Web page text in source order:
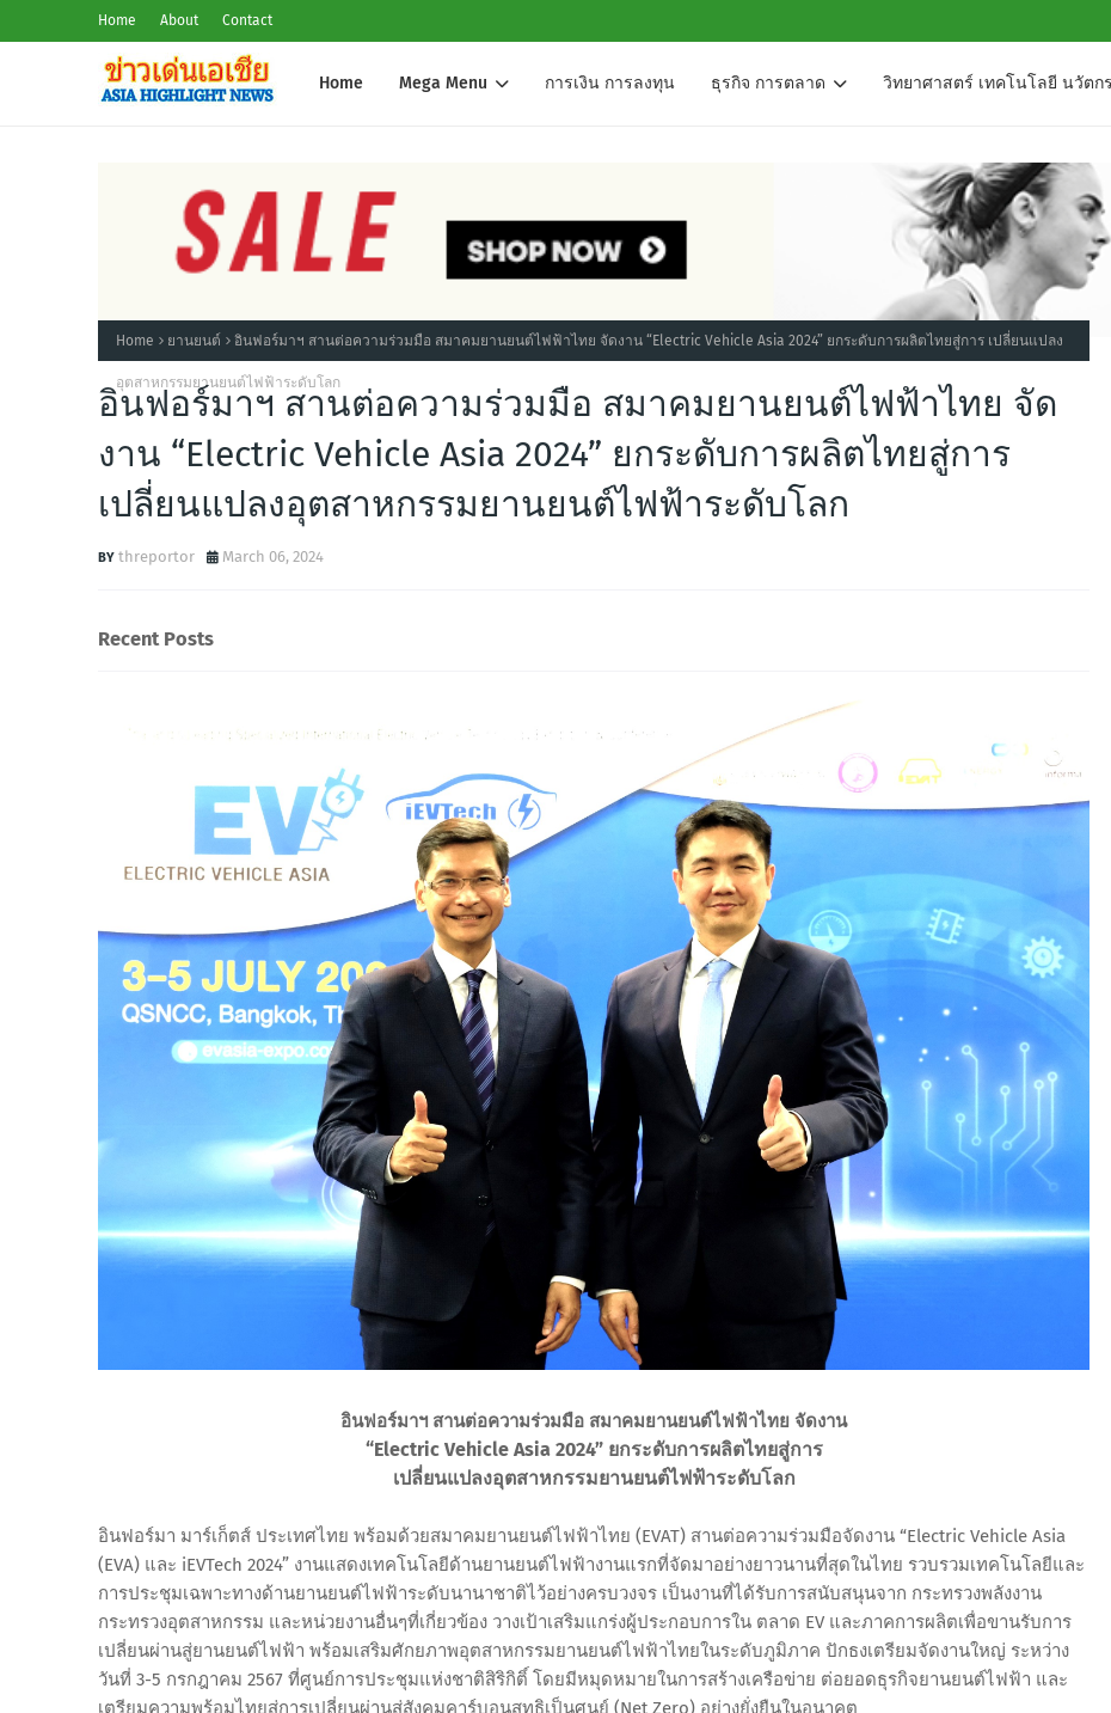
Home About Contact
Home Mega Menu การเงิน การลงทุน ธุรกิจ การตลาด วิทยาศาสตร์ เทคโนโลยี นวัตก
Home ยานยนต์ อินฟอร์มาฯ สานต่อความร่วมมือ สมาคมยานยนต์ไฟฟ้าไทย จัดงาน “Electric Vehicle Asia 2024” ยกระดับการผลิตไทยสู่การ เปลี่ยนแปลง
อุตสาหกรรมยานยนต์ไฟฟ้าระดับโลก
อินฟอร์มาฯ สานต่อความร่วมมือ สมาคมยานยนต์ไฟฟ้าไทย จัด
งาน “Electric Vehicle Asia 2024” ยกระดับการผลิตไทยสู่การ
เปลี่ยนแปลงอุตสาหกรรมยานยนต์ไฟฟ้าระดับโลก
threportor March 06, 2024
Recent Posts
อินฟอร์มาฯ สานต่อความร่วมมือ สมาคมยานยนต์ไฟฟ้าไทย จัดงาน
“Electric Vehicle Asia 2024” ยกระดับการผลิตไทยสู่การ
เปลี่ยนแปลงอุตสาหกรรมยานยนต์ไฟฟ้าระดับโลก
อินฟอร์มา มาร์เก็ตส์ ประเทศไทย พร้อมด้วยสมาคมยานยนต์ไฟฟ้าไทย (EVAT) สานต่อความร่วมมือจัดงาน “Electric Vehicle Asia
(EVA) และ iEVTech 2024” งานแสดงเทคโนโลยีด้านยานยนต์ไฟฟ้างานแรกที่จัดมาอย่างยาวนานที่สุดในไทย รวบรวมเทคโนโลยีและ
การประชุมเฉพาะทางด้านยานยนต์ไฟฟ้าระดับนานาชาติไว้อย่างครบวงจร เป็นงานที่ได้รับการสนับสนุนจาก กระทรวงพลังงาน
กระทรวงอุตสาหกรรม และหน่วยงานอื่นๆที่เกี่ยวข้อง วางเป้าเสริมแกร่งผู้ประกอบการใน ตลาด EV และภาคการผลิตเพื่อขานรับการ
เปลี่ยนผ่านสู่ยานยนต์ไฟฟ้า พร้อมเสริมศักยภาพอุตสาหกรรมยานยนต์ไฟฟ้าไทยในระดับภูมิภาค ปักธงเตรียมจัดงานใหญ่ ระหว่าง
วันที่ 3-5 กรกฎาคม 2567 ที่ศูนย์การประชุมแห่งชาติสิริกิติ์ โดยมีหมุดหมายในการสร้างเครือข่าย ต่อยอดธุรกิจยานยนต์ไฟฟ้า และ
เตรียมความพร้อมไทยสู่การเปลี่ยนผ่านสู่สังคมคาร์บอนสุทธิเป็นศูนย์ (Net Zero) อย่างยั่งยืนในอนาคต